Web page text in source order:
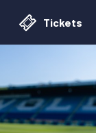
Tickets